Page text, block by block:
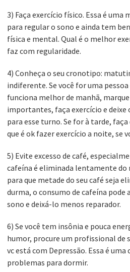
3) Faça exercício físico. Essa é uma
para regular o sono e ainda tem
física e mental. Qual é o melhor
faz com regularidade.
4) Conheça o seu cronotipo:
indiferente. Se você for uma
funciona melhor de manhã,
importantes, faça exercício e deixe
para esse turno. Se for à tarde,
que é ok fazer exercício a noite, se
5) Evite excesso de café,
cafeína é eliminada lentamente do
para que metade do seu café seja
durma, o consumo de cafeína
sono e deixá-lo menos reparador.
6) Se você tem insônia e pouca
humor, procure um profissional de
vc está com Depressão. Essa é uma
problemas para dormir.